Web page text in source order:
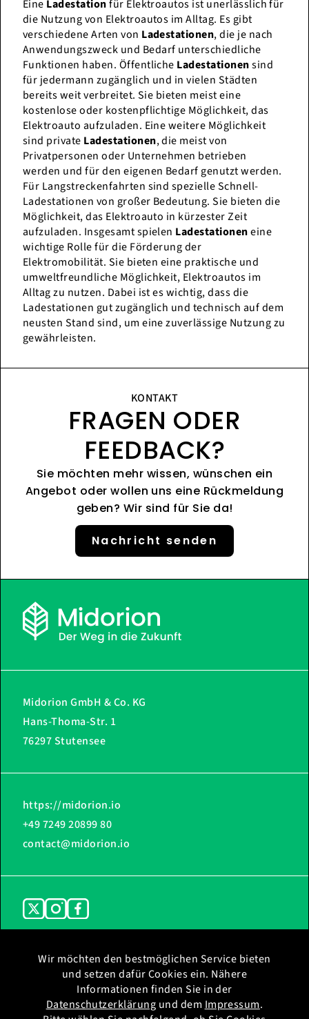
Eine Ladestationfür Elektroautos ist unerlässlich für
die Nutzung von Elektroautos im Alltag. Es gibt
verschiedene Arten von Ladestationen, die je nach
Anwendungszweck und Bedarf unterschiedliche
Funktionen haben. Öffentliche Ladestationensind
für jedermann zugänglich und in vielen Städten
bereits weit verbreitet. Sie bieten meist eine
kostenlose oder kostenpflichtige Möglichkeit, das
Elektroauto aufzuladen. Eine weitere Möglichkeit
sind private Ladestationen, die meist von
Privatpersonen oder Unternehmen betrieben
werden und für den eigenen Bedarf genutzt werden.
Für Langstreckenfahrten sind spezielle Schnell-
Ladestationen von großer Bedeutung. Sie bieten die
Möglichkeit, das Elektroauto in kürzester Zeit
aufzuladen. Insgesamt spielen Ladestationeneine
wichtige Rolle für die Förderung der
Elektromobilität. Sie bieten eine praktische und
umweltfreundliche Möglichkeit, Elektroautos im
Alltag zu nutzen. Dabei ist es wichtig, dass die
Ladestationen gut zugänglich und technisch auf dem
neusten Stand sind, um eine zuverlässige Nutzung zu
gewährleisten.
KONTAKT
FRAGEN ODER
FEEDBACK?
Sie möchten mehr wissen, wünschen ein
Angebot oder wollen uns eine Rückmeldung
geben? Wir sind für Sie da!
Nachricht senden
Midorion GmbH & Co. KG
Hans-Thoma-Str. 1
76297 Stutensee
https://midorion.io
+49 7249 20899 80
contact@midorion.io
Ladestationen
Impressum
Datenschutz
Wir möchten den bestmöglichen Service bieten
und setzen dafür Cookies ein. Nähere
Informationen finden Sie in der
Datenschutzerklärung und dem Impressum.